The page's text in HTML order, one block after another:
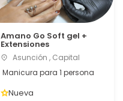
Amano Go Soft gel +
Extensiones
Asunción , Capital
Manicura para 1 persona
Nueva